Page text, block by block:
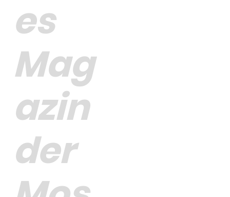
es
Mag
azin
der